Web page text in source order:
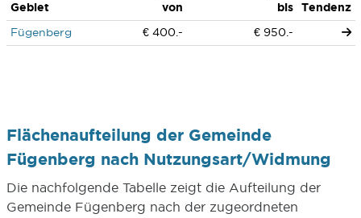
Gebiet
von
bis
Tendenz
Fügenberg
€ 400.- € 950.-
Flächenaufteilung der Gemeinde
Fügenberg nach Nutzungsart/Widmung
Die nachfolgende Tabelle zeigt die Aufteilung der
Gemeinde Fügenberg nach der zugeordneten